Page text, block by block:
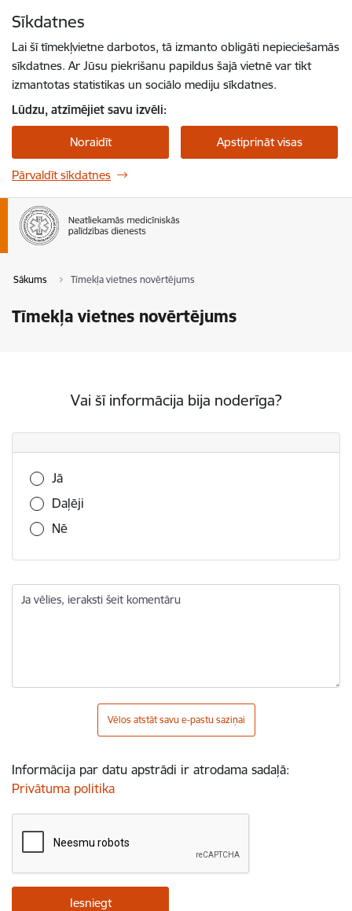
Sīkdatnes
Lai šī tīmekļvietne darbotos, tā izmanto obligāti nepieciešamās
sīkdatnes. Ar Jūsu piekrišanu papildus šajā vietnē var tikt
izmantotas statistikas un sociālo mediju sīkdatnes.
Lūdzu, atzīmējiet savu izvēli:
Noraidīt Apstiprināt visas
Pārvaldīt sīkdatnes
Sākums Tīmekļa vietnes novērtējums
Tīmekļa vietnes novērtējums
Vai šī informācija bija noderīga?
Vai šī informācija bija noderīga?
Jā
Daļēji
Nē
Ja vēlies, ieraksti šeit komentāru
Vēlos atstāt savu e-pastu saziņai
Informācija par datu apstrādi ir atrodama sadaļā:
Privātuma politika